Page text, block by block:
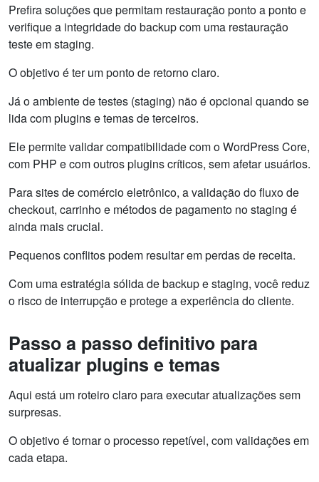
Prefira soluções que permitam restauração ponto a ponto e
verifique a integridade do backup com uma restauração
teste em staging.
O objetivo é ter um ponto de retorno claro.
Já o ambiente de testes (staging) não é opcional quando se
lida com plugins e temas de terceiros.
Ele permite validar compatibilidade com o WordPress Core,
com PHP e com outros plugins críticos, sem afetar usuários.
Para sites de comércio eletrônico, a validação do fluxo de
checkout, carrinho e métodos de pagamento no staging é
ainda mais crucial.
Pequenos conflitos podem resultar em perdas de receita.
Com uma estratégia sólida de backup e staging, você reduz
o risco de interrupção e protege a experiência do cliente.
Passo a passo definitivo para
atualizar plugins e temas
Aqui está um roteiro claro para executar atualizações sem
surpresas.
O objetivo é tornar o processo repetível, com validações em
cada etapa.